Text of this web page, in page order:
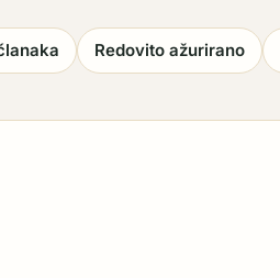
Redovito ažurirano